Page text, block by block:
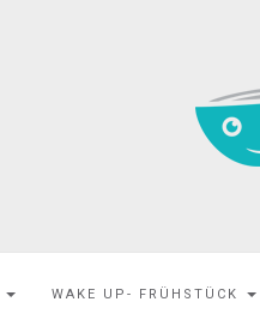
WAKE UP- FRÜHSTÜCK